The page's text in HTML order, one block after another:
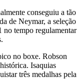
conseguiu a tão
de Neymar, a seleção
no tempo regulamentar
no boxe. Robson
Isaquias
três medalhas pela